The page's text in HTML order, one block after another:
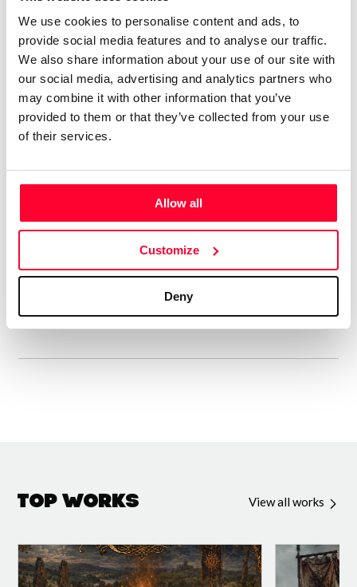
We use cookies to personalise content and ads, to
provide social media features and to analyse our traffic.
We also share information about your use of our site with
our social media, advertising and analytics partners who
may combine it with other information that you’ve
provided to them or that they’ve collected from your use
of their services.
Allow all
Customize
Deny
más sencillas e intimistas.
Tengo 74 álbumes en el mercado
digital, con el alias de aRPA”
Soy licenciado en Historia Antigua. Siempre me ha gustado
la música, y he tocado y compuesto en un grupo de rock
soy más bien autodidacta. Me gustan muchos estilos, pero
de Wagner y los compositores rusos del Grupo de lis Cinco.
Aún cuando estaba en el grupo ya hacía música electrónica,
así que me viene de lejos. En ese estilo admiro sobre todo a
Top Works View all works